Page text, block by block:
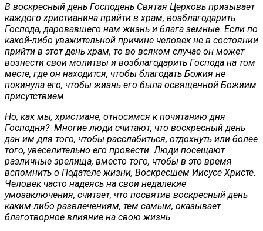
В воскресный день Господень Святая Церковь призывает
каждого христианина прийти в храм, возблагодарить
Господа, даровавшего нам жизнь и блага земные. Если по
какой-либо уважительной причине человек не в состоянии
прийти в этот день храм, то во всяком случае он может
вознести свои молитвы и возблагодарить Господа на том
месте, где он находится, чтобы благодать Божия не
покинула его, чтобы жизнь его была освященной Божиим
присутствием.
Но, как мы, христиане, относимся к почитанию дня
Господня? Многие люди считают, что воскресный день
дан им для того, чтобы расслабиться, отдохнуть или более
того, увеселительно его провести. Люди посещают
различные зрелища, вместо того, чтобы в это время
вспомнить о Подателе жизни, Воскресшем Иисусе Христе.
Человек часто надеясь на свои недалекие
умозаключения, считает, что посвятив воскресный день
каким-либо развлечениям, тем самым, оказывает
благотворное влияние на свою жизнь.